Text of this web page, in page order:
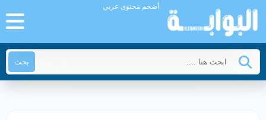
أضخم محتوى عربي
بحث